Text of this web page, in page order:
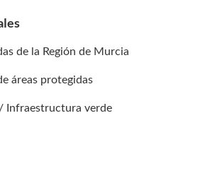
de la Región de Murcia
áreas protegidas
Infraestructura verde